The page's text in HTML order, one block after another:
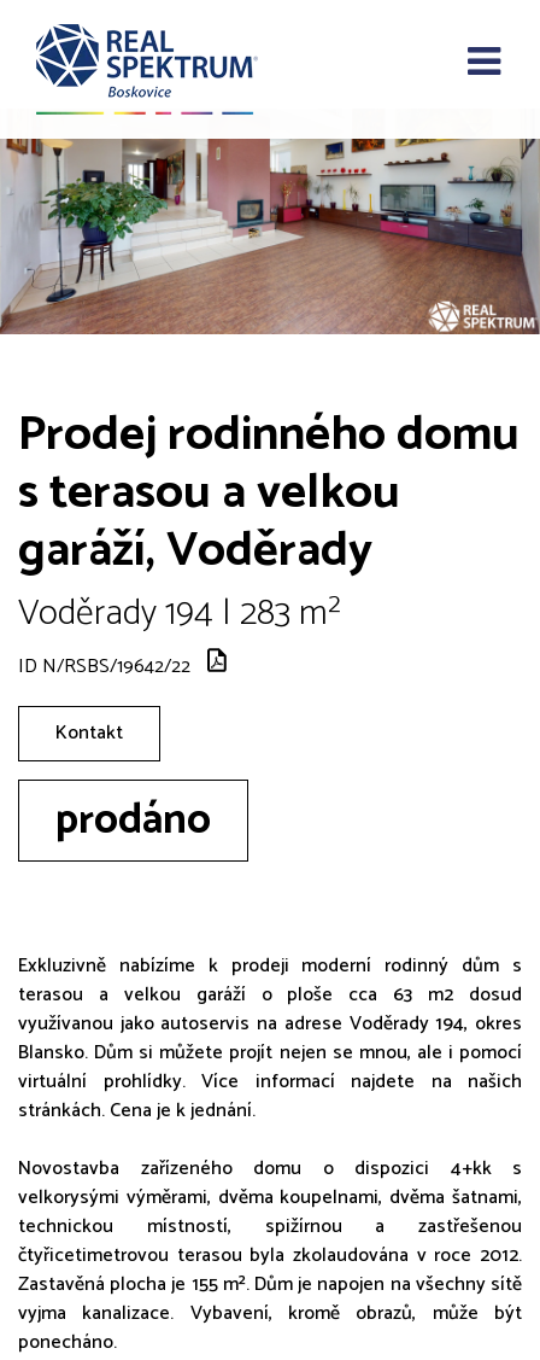
Prodej rodinného domu
s terasou a velkou
garáží, Voděrady
Voděrady 194 | 283 m²
ID N/RSBS/19642/22
Kontakt
prodáno
Exkluzivně nabízíme k prodeji moderní rodinný dům s
terasou a velkou garáží o ploše cca 63 m2 dosud
využívanou jako autoservis na adrese Voděrady 194, okres
Blansko. Dům si můžete projít nejen se mnou, ale i pomocí
virtuální prohlídky. Více informací najdete na našich
stránkách. Cena je k jednání.
Novostavba zařízeného domu o dispozici 4+kk s
velkorysými výměrami, dvěma koupelnami, dvěma šatnami,
technickou místností, spižírnou a zastřešenou
čtyřicetimetrovou terasou byla zkolaudována v roce 2012.
Zastavěná plocha je 155 m². Dům je napojen na všechny sítě
vyjma kanalizace. Vybavení, kromě obrazů, může být
ponecháno.